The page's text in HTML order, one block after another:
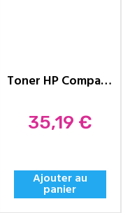
Toner HP Compatible 205A CF533A...
Prix
35,19 €
Ajouter au
panier